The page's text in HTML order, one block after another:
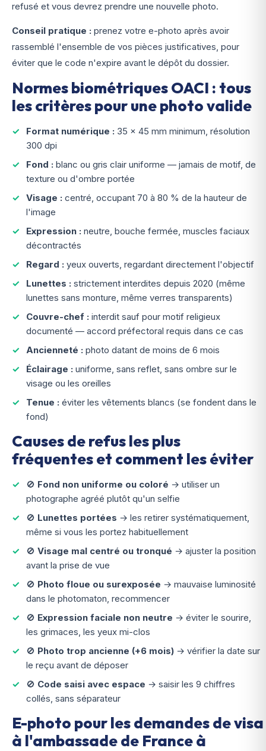
refusé et vous devrez prendre une nouvelle photo.
Conseil pratique : prenez votre e-photo après avoir
rassemblé l'ensemble de vos pièces justificatives, pour
éviter que le code n'expire avant le dépôt du dossier.
Normes biométriques OACI : tous
les critères pour une photo valide
Format numérique : 35 × 45 mm minimum, résolution
300 dpi
Fond : blanc ou gris clair uniforme — jamais de motif, de
texture ou d'ombre portée
Visage : centré, occupant 70 à 80 % de la hauteur de
l'image
Expression : neutre, bouche fermée, muscles faciaux
décontractés
Regard : yeux ouverts, regardant directement l'objectif
Lunettes : strictement interdites depuis 2020 (même
lunettes sans monture, même verres transparents)
Couvre-chef : interdit sauf pour motif religieux
documenté — accord préfectoral requis dans ce cas
Ancienneté : photo datant de moins de 6 mois
Éclairage : uniforme, sans reflet, sans ombre sur le
visage ou les oreilles
Tenue : éviter les vêtements blancs (se fondent dans le
fond)
Causes de refus les plus
fréquentes et comment les éviter
🚫 Fond non uniforme ou coloré → utiliser un
photographe agréé plutôt qu'un selfie
🚫 Lunettes portées → les retirer systématiquement,
même si vous les portez habituellement
🚫 Visage mal centré ou tronqué → ajuster la position
avant la prise de vue
🚫 Photo floue ou surexposée → mauvaise luminosité
dans le photomaton, recommencer
🚫 Expression faciale non neutre → éviter le sourire,
les grimaces, les yeux mi-clos
🚫 Photo trop ancienne (+6 mois) → vérifier la date sur
le reçu avant de déposer
🚫 Code saisi avec espace → saisir les 9 chiffres
collés, sans séparateur
E-photo pour les demandes de visa
à l'ambassade de France à